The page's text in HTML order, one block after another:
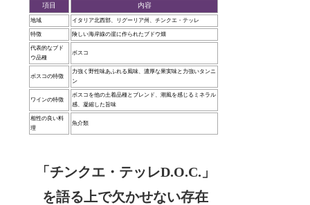
項目 内容
地域 イタリア北西部、リグーリア州、チンクエ・テッレ
特徴 険しい海岸線の崖に作られたブドウ畑
代表的なブド
ウ品種
ボスコ
ボスコの特徴
力強く野性味あふれる風味、濃厚な果実味と力強いタンニ
ン
ワインの特徴
ボスコを他の土着品種とブレンド、潮風を感じるミネラル
感、凝縮した旨味
相性の良い料
理
魚介類
「チンクエ・テッレD.O.C.」
を語る上で欠かせない存在